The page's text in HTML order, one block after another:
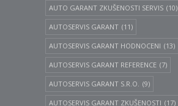
AUTO GARANT ZKUŠENOSTI SERVIS (10)
AUTOSERVIS GARANT (11)
AUTOSERVIS GARANT HODNOCENI (13)
AUTOSERVIS GARANT REFERENCE (7)
AUTOSERVIS GARANT S.R.O. (9)
AUTOSERVIS GARANT ZKUŠENOSTI (17)